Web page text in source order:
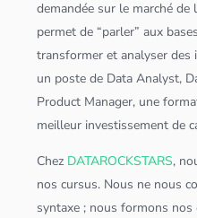
demandée sur le marché de
permet de “parler” aux
transformer et analyser des
un poste de Data Analyst,
Product Manager, une
meilleur investissement de
Chez DATAROCKSTARS,
nos cursus. Nous ne nous
syntaxe ; nous formons